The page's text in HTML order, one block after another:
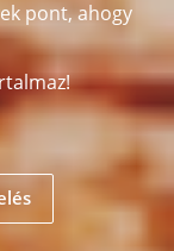
pont, ahogy